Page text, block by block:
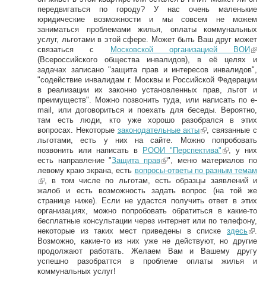
передвигаться по городу? У нас очень маленькие
юридические возможности и мы совсем не можем
заниматься проблемами жилья, оплаты коммунальных
услуг, льготами в этой сфере. Может быть Ваш друг может
связаться с Московской организацией ВОИ(li
n
k
is
e
xt
er
n
al
)
(Всероссийского общества инвалидов), в её целях и
задачах записано "защита прав и интересов инвалидов",
"содействие инвалидам г. Москвы и Российской Федерации
в реализации их законно установленных прав, льгот и
преимуществ". Можно позвонить туда, или написать по e-
mail, или договориться и поехать для беседы. Вероятно,
там есть люди, кто уже хорошо разобрался в этих
вопросах. Некоторые законодательные акты(link is external)
, связанные с
льготами, есть у них на сайте. Можно попробовать
позвонить или написать в РООИ "Перспектива" (link is
external)
, у них
есть направление "Защита прав(link is external)
", меню материалов по
левому краю экрана, есть вопросы-ответы по разным темам
(link is external)
, в том числе по льготам, есть образцы заявлений и
жалоб и есть возможность задать вопрос (на той же
странице ниже). Если не удастся получить ответ в этих
организациях, можно попробовать обратиться в какие-то
бесплатные консультации через интернет или по телефону,
некоторые из таких мест приведены в списке здесь(li
nk
is
ex
Возможно, какие-то из них уже не действуют, но другие
продолжают работать. Желаем Вам и Вашему другу
успешно разобраттся в проблеме оплаты жилья и
коммунальных услуг!